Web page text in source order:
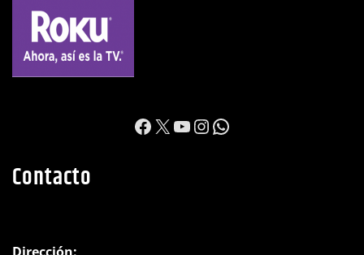
https://
X YouTube
Instagram
WhatsApp
Contacto
Dirección: